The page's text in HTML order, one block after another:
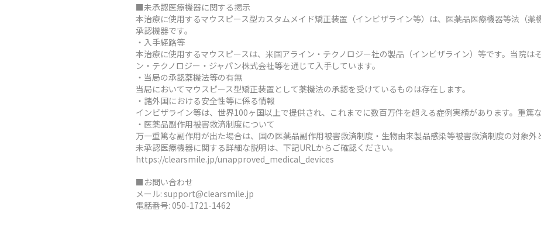
■未承認医療機器に関する掲示
本治療に使用するマウスピース型カスタムメイド矯正装置（インビザライン等）は、医薬品医療機器等法（薬
承認機器です。
・入手経路等
本治療に使用するマウスピースは、米国アライン・テクノロジー社の製品（インビザライン）等です。当院は
ン・テクノロジー・ジャパン株式会社等を通じて入手しています。
・当局の承認薬機法等の有無
当局においてマウスピース型矯正装置として薬機法の承認を受けているものは存在します。
・諸外国における安全性等に係る情報
インビザライン等は、世界100ヶ国以上で提供され、これまでに数百万件を超える症例実績があります。重篤
・医薬品副作用被害救済制度について
万一重篤な副作用が出た場合は、国の医薬品副作用被害救済制度・生物由来製品感染等被害救済制度の対象外
未承認医療機器に関する詳細な説明は、下記URLからご確認ください。
https://clearsmile.jp/unapproved_medical_devices
■お問い合わせ
メール: support@clearsmile.jp
電話番号: 050-1721-1462